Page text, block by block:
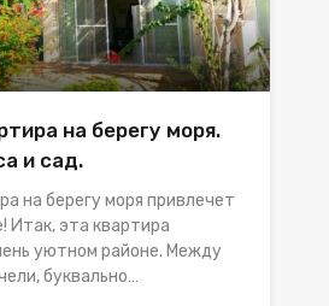
на берегу моря.
и сад.
на берегу моря привлечет
Итак, эта квартира
уютном районе. Между
буквально…